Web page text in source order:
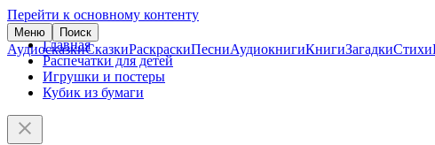
Перейти к основному контенту
Меню Поиск
АудиосказкиСказкиРаскраскиПесниАудиокнигиКнигиЗагадкиСтихи
Главная
Распечатки для детей
Игрушки и постеры
Кубик из бумаги